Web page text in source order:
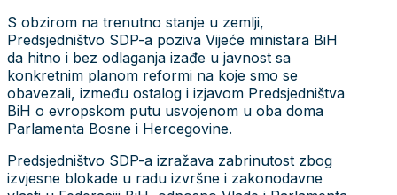
S obzirom na trenutno stanje u zemlji,
Predsjedništvo SDP-a poziva Vijeće ministara BiH
da hitno i bez odlaganja izađe u javnost sa
konkretnim planom reformi na koje smo se
obavezali, između ostalog i izjavom Predsjedništva
BiH o evropskom putu usvojenom u oba doma
Parlamenta Bosne i Hercegovine.
Predsjedništvo SDP-a izražava zabrinutost zbog
izvjesne blokade u radu izvršne i zakonodavne